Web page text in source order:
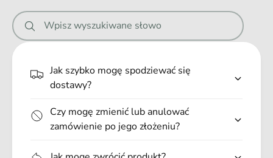
i
e
Wpisz wyszukiwane słowo
Jak szybko mogę spodziewać się
dostawy?
Czy mogę zmienić lub anulować
zamówienie po jego złożeniu?